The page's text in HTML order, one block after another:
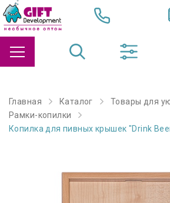
Главная Каталог
Товары для
Рамки-копилки
Копилка для пивных крышек "Drink